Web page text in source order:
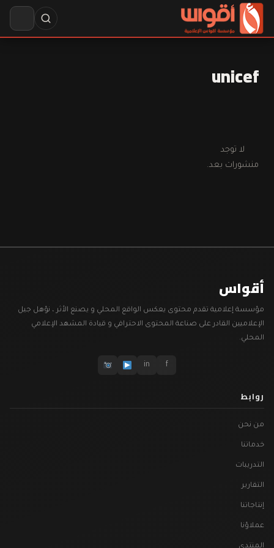
unicef
لا توجد
منشورات بعد.
أقواس
مؤسسة إعلامية تقدم محتوى يعكس الواقع المحلي و يصنع الأثر ، نؤهل جيل
الإعلاميين القادر على صناعة المحتوى الاحترافي و قيادة المشهد الإعلامي
المحلي.
f
in
روابط
من نحن
خدماتنا
التدريبات
التقارير
إنتاجاتنا
عملاؤنا